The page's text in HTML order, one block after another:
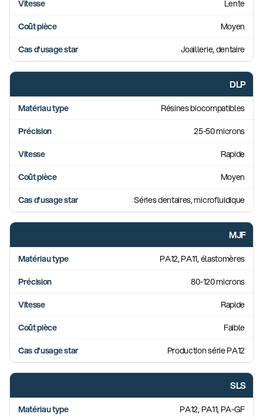
Lente
Moyen
Joaillerie, dentaire
DLP
Résines biocompatibles
25-50 microns
Rapide
Moyen
Séries dentaires, microfluidique
MJF
PA12, PA11, élastomères
80-120 microns
Rapide
Faible
Production série PA12
SLS
PA12, PA11, PA-GF